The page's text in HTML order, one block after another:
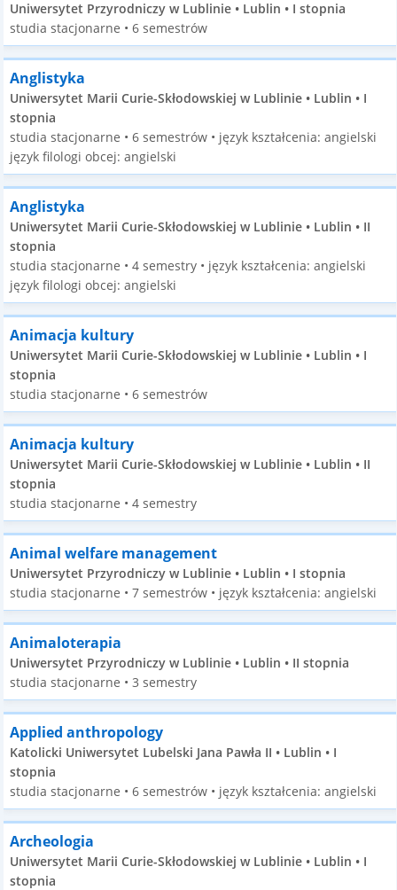
Uniwersytet Przyrodniczy w Lublinie • Lublin • I stopnia
studia stacjonarne • 6 semestrów
Anglistyka
Uniwersytet Marii Curie-Skłodowskiej w Lublinie • Lublin • I
stopnia
studia stacjonarne • 6 semestrów • język kształcenia: angielski
język filologi obcej: angielski
Anglistyka
Uniwersytet Marii Curie-Skłodowskiej w Lublinie • Lublin • II
stopnia
studia stacjonarne • 4 semestry • język kształcenia: angielski
język filologi obcej: angielski
Animacja kultury
Uniwersytet Marii Curie-Skłodowskiej w Lublinie • Lublin • I
stopnia
studia stacjonarne • 6 semestrów
Animacja kultury
Uniwersytet Marii Curie-Skłodowskiej w Lublinie • Lublin • II
stopnia
studia stacjonarne • 4 semestry
Animal welfare management
Uniwersytet Przyrodniczy w Lublinie • Lublin • I stopnia
studia stacjonarne • 7 semestrów • język kształcenia: angielski
Animaloterapia
Uniwersytet Przyrodniczy w Lublinie • Lublin • II stopnia
studia stacjonarne • 3 semestry
Applied anthropology
Katolicki Uniwersytet Lubelski Jana Pawła II • Lublin • I
stopnia
studia stacjonarne • 6 semestrów • język kształcenia: angielski
Archeologia
Uniwersytet Marii Curie-Skłodowskiej w Lublinie • Lublin • I
stopnia